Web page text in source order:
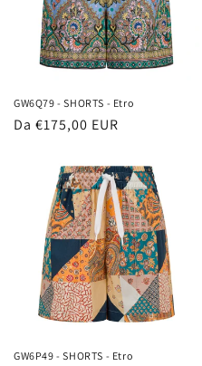
GW6Q79 - SHORTS - Etro
Prezzo
Da €175,00 EUR
GW6P49 - SHORTS - Etro